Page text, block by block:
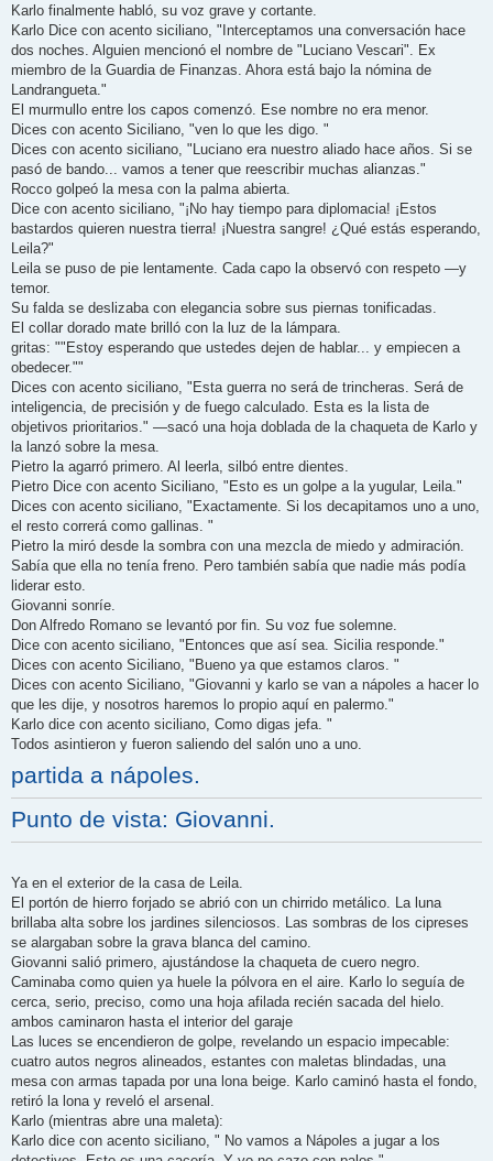
Karlo finalmente habló, su voz grave y cortante.
Karlo Dice con acento siciliano, "Interceptamos una conversación hace
dos noches. Alguien mencionó el nombre de "Luciano Vescari". Ex
miembro de la Guardia de Finanzas. Ahora está bajo la nómina de
Landrangueta."
El murmullo entre los capos comenzó. Ese nombre no era menor.
Dices con acento Siciliano, "ven lo que les digo. "
Dices con acento siciliano, "Luciano era nuestro aliado hace años. Si se
pasó de bando... vamos a tener que reescribir muchas alianzas."
Rocco golpeó la mesa con la palma abierta.
Dice con acento siciliano, "¡No hay tiempo para diplomacia! ¡Estos
bastardos quieren nuestra tierra! ¡Nuestra sangre! ¿Qué estás esperando,
Leila?"
Leila se puso de pie lentamente. Cada capo la observó con respeto —y
temor.
Su falda se deslizaba con elegancia sobre sus piernas tonificadas.
El collar dorado mate brilló con la luz de la lámpara.
gritas: ""Estoy esperando que ustedes dejen de hablar... y empiecen a
obedecer.""
Dices con acento siciliano, "Esta guerra no será de trincheras. Será de
inteligencia, de precisión y de fuego calculado. Esta es la lista de
objetivos prioritarios." —sacó una hoja doblada de la chaqueta de Karlo y
la lanzó sobre la mesa.
Pietro la agarró primero. Al leerla, silbó entre dientes.
Pietro Dice con acento Siciliano, "Esto es un golpe a la yugular, Leila."
Dices con acento siciliano, "Exactamente. Si los decapitamos uno a uno,
el resto correrá como gallinas. "
Pietro la miró desde la sombra con una mezcla de miedo y admiración.
Sabía que ella no tenía freno. Pero también sabía que nadie más podía
liderar esto.
Giovanni sonríe.
Don Alfredo Romano se levantó por fin. Su voz fue solemne.
Dice con acento siciliano, "Entonces que así sea. Sicilia responde."
Dices con acento Siciliano, "Bueno ya que estamos claros. "
Dices con acento Siciliano, "Giovanni y karlo se van a nápoles a hacer lo
que les dije, y nosotros haremos lo propio aquí en palermo."
Karlo dice con acento siciliano, Como digas jefa. "
Todos asintieron y fueron saliendo del salón uno a uno.
partida a nápoles.
Punto de vista: Giovanni.
Ya en el exterior de la casa de Leila.
El portón de hierro forjado se abrió con un chirrido metálico. La luna
brillaba alta sobre los jardines silenciosos. Las sombras de los cipreses
se alargaban sobre la grava blanca del camino.
Giovanni salió primero, ajustándose la chaqueta de cuero negro.
Caminaba como quien ya huele la pólvora en el aire. Karlo lo seguía de
cerca, serio, preciso, como una hoja afilada recién sacada del hielo.
ambos caminaron hasta el interior del garaje
Las luces se encendieron de golpe, revelando un espacio impecable:
cuatro autos negros alineados, estantes con maletas blindadas, una
mesa con armas tapada por una lona beige. Karlo caminó hasta el fondo,
retiró la lona y reveló el arsenal.
Karlo (mientras abre una maleta):
Karlo dice con acento siciliano, " No vamos a Nápoles a jugar a los